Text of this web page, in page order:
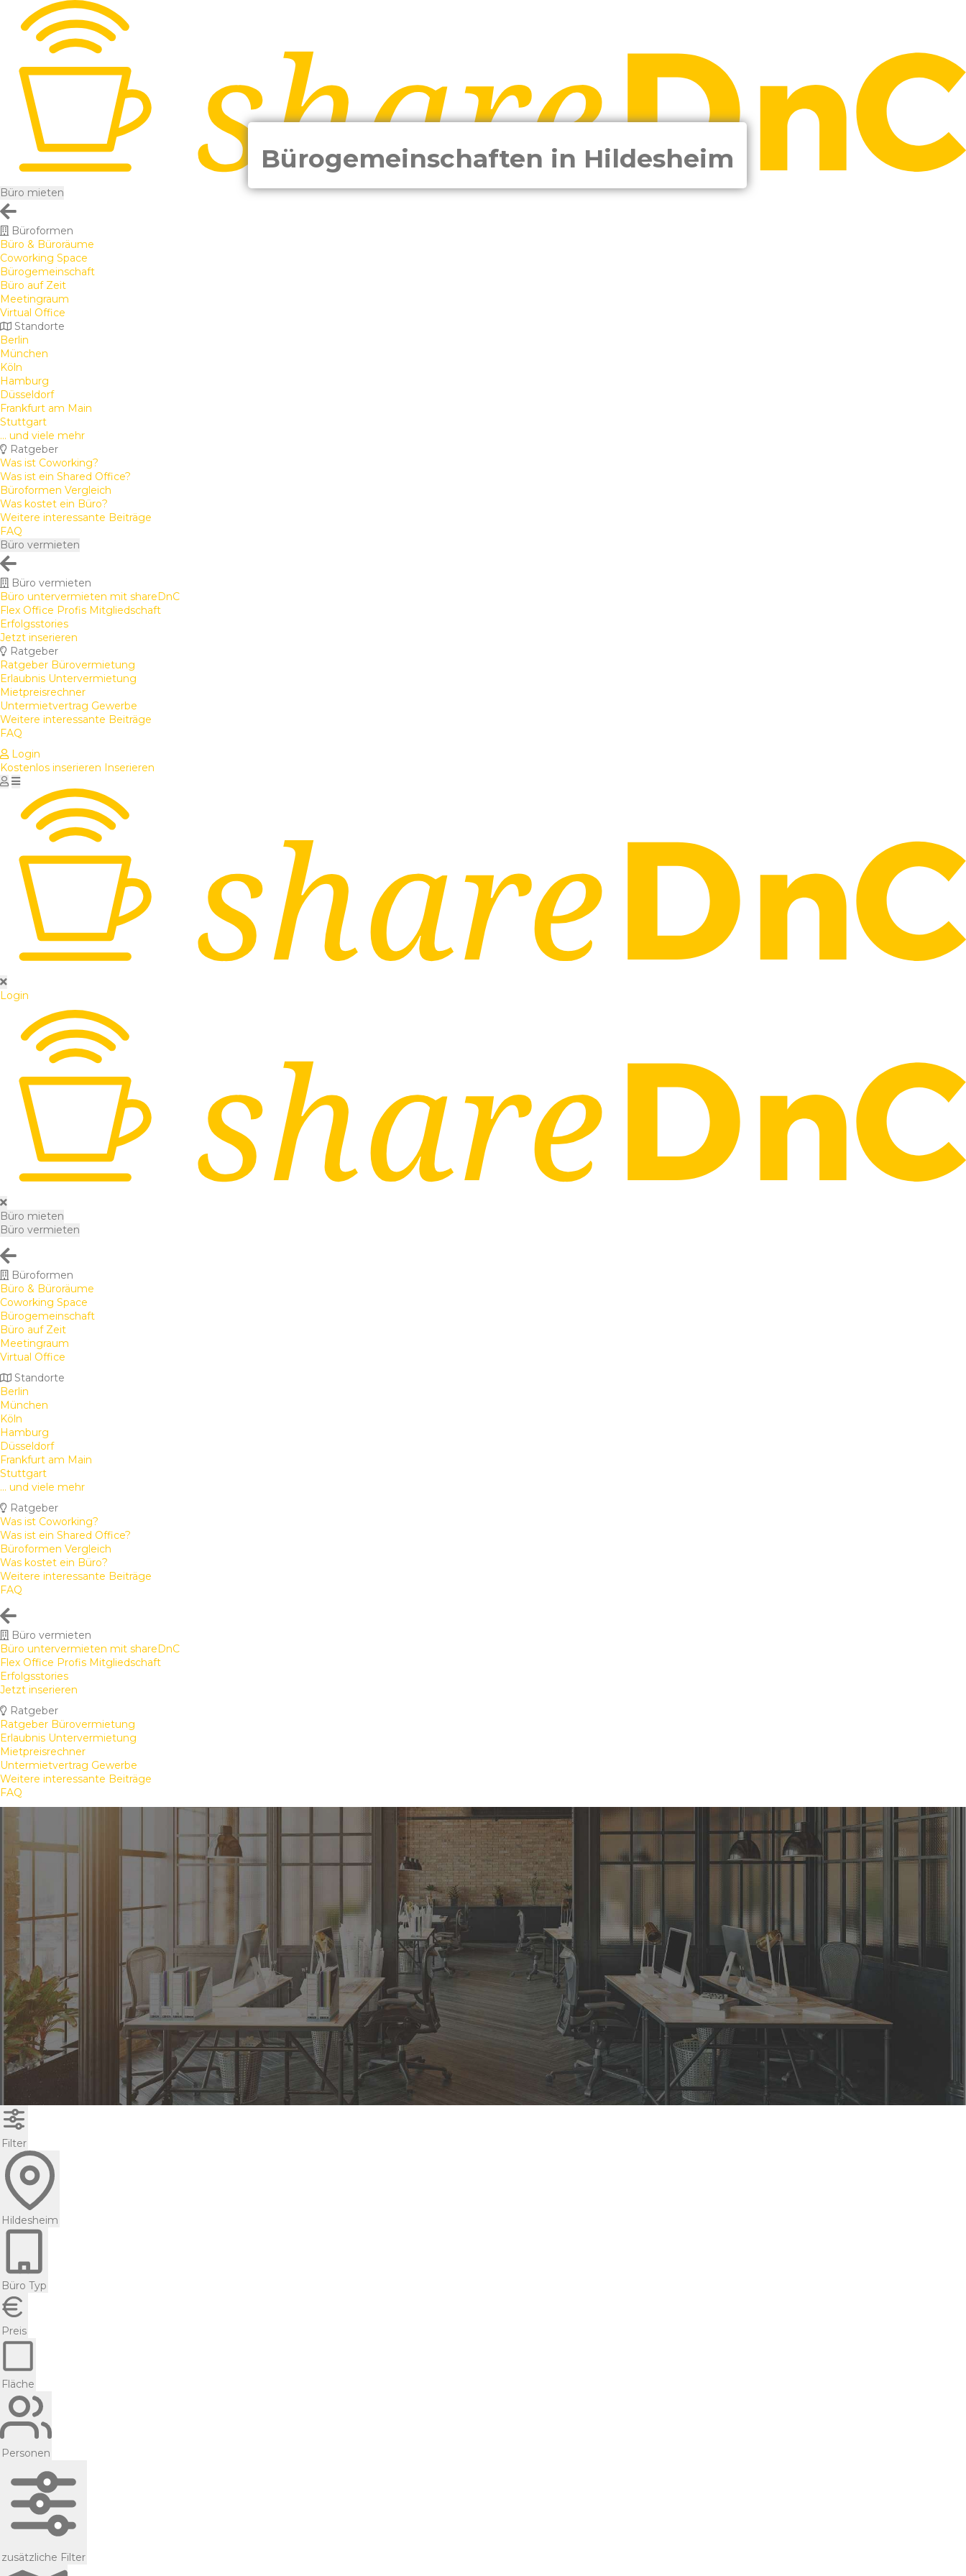
Büro mieten
Büroformen
Büro & Büroräume
Coworking Space
Bürogemeinschaft
Büro auf Zeit
Meetingraum
Virtual Office
Standorte
Berlin
München
Köln
Hamburg
Düsseldorf
Frankfurt am Main
Stuttgart
... und viele mehr
Ratgeber
Was ist Coworking?
Was ist ein Shared Office?
Büroformen Vergleich
Was kostet ein Büro?
Weitere interessante Beiträge
FAQ
Büro vermieten
Büro vermieten
Büro untervermieten mit shareDnC
Flex Office Profis Mitgliedschaft
Erfolgsstories
Jetzt inserieren
Ratgeber
Ratgeber Bürovermietung
Erlaubnis Untervermietung
Mietpreisrechner
Untermietvertrag Gewerbe
Weitere interessante Beiträge
FAQ
Login
Kostenlos inserieren Inserieren
Login
Büro mieten
Büro vermieten
Büroformen
Büro & Büroräume
Coworking Space
Bürogemeinschaft
Büro auf Zeit
Meetingraum
Virtual Office
Standorte
Berlin
München
Köln
Hamburg
Düsseldorf
Frankfurt am Main
Stuttgart
... und viele mehr
Ratgeber
Was ist Coworking?
Was ist ein Shared Office?
Büroformen Vergleich
Was kostet ein Büro?
Weitere interessante Beiträge
FAQ
Büro vermieten
Büro untervermieten mit shareDnC
Flex Office Profis Mitgliedschaft
Erfolgsstories
Jetzt inserieren
Ratgeber
Ratgeber Bürovermietung
Erlaubnis Untervermietung
Mietpreisrechner
Untermietvertrag Gewerbe
Weitere interessante Beiträge
FAQ
Bürogemeinschaften in Hildesheim
Filter
Hildesheim
Büro Typ
Preis
Fläche
Personen
zusätzliche Filter